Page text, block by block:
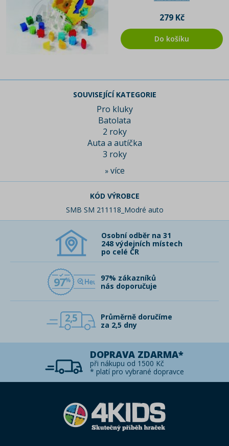
279 Kč
Do košíku
SOUVISEJÍCÍ KATEGORIE
Pro kluky
Batolata
2 roky
Auta a autíčka
3 roky
» více
KÓD VÝROBCE
SMB SM 211118_Modré auto
Osobní odběr na 31
248 výdejních místech
po celé ČR
97
97% zákazníků
nás doporučuje
2,5
Průměrně doručíme
za 2,5 dny
DOPRAVA ZDARMA*
při nákupu od 1500 Kč
* platí pro vybrané dopravce